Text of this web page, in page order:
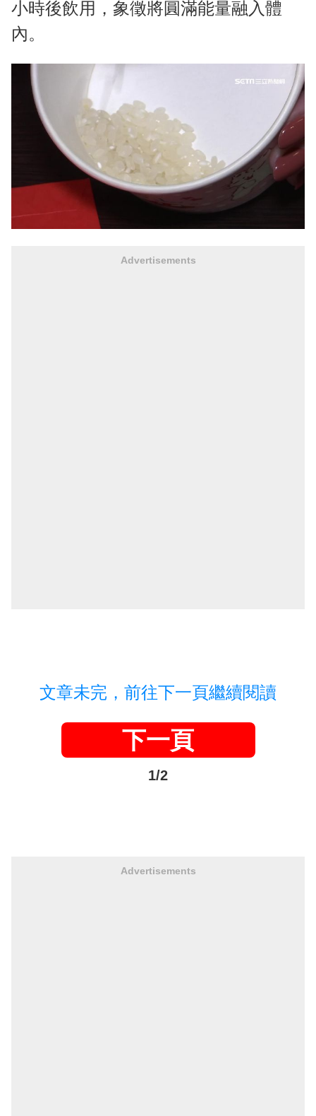
小時後飲用，象徵將圓滿能量融入體
內。
Advertisements
文章未完，前往下一頁繼續閱讀
下一頁
1/2
Advertisements